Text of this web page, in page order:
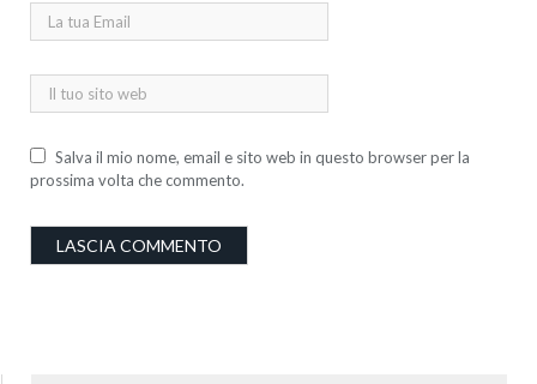
Salva il mio nome, email e sito web in questo browser per la
prossima volta che commento.